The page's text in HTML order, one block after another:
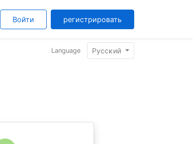
Войти регистрировать
Language Pyccĸий